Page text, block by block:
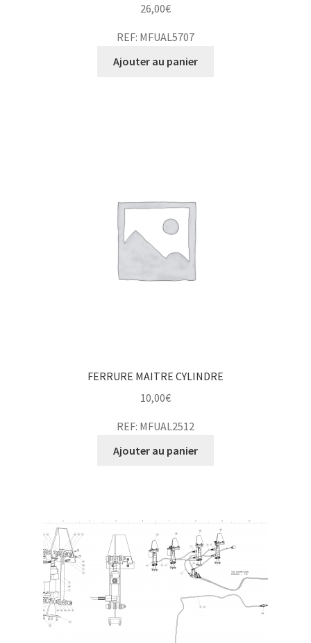
26,00€
REF: MFUAL5707
Ajouter au panier
FERRURE MAITRE CYLINDRE
10,00€
REF: MFUAL2512
Ajouter au panier